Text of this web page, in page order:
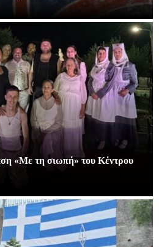
«Με τη σιωπή» του Κέντρου